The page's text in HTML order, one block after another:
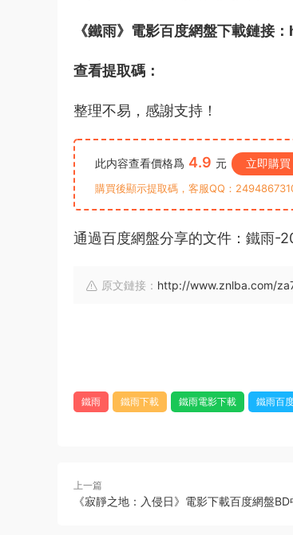
《鐵雨》電影百度網盤下載鏈
查看提取碼：
整理不易，感謝支持！
此内容查看價格爲 4.9 元 立即購買
購買後顯示提取碼，客服QQ：
通過百度網盤分享的文件：鐵雨-
原文鏈接： http://www.znlba.com/
鐵雨 鐵雨下載 鐵雨電影下載 鐵雨百
上一篇
《寂靜之地：入侵日》電影下載百度網盤